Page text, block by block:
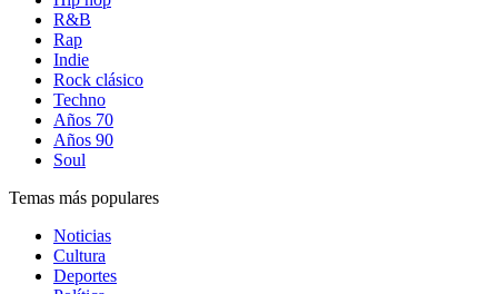
R&B
Rap
Indie
Rock clásico
Techno
Años 70
Años 90
Soul
Temas más populares
Noticias
Cultura
Deportes